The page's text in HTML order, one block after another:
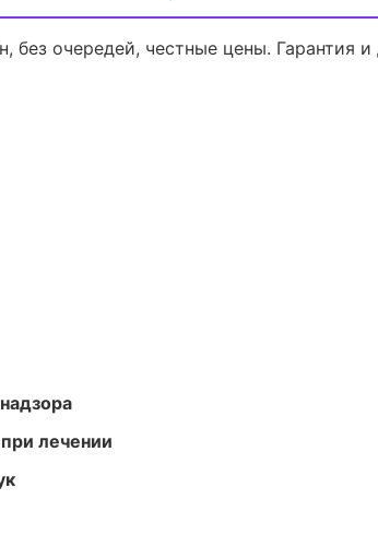
без очередей, честные цены. Гарантия
лечении